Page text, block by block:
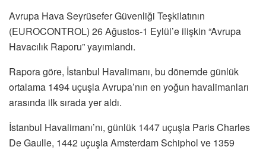
Avrupa Hava Seyrüsefer Güvenliği Teşkilatının
(EUROCONTROL) 26 Ağustos-1 Eylül’e ilişkin “Avrupa
Havacılık Raporu” yayımlandı.
Rapora göre, İstanbul Havalimanı, bu dönemde günlük
ortalama 1494 uçuşla Avrupa’nın en yoğun havalimanları
arasında ilk sırada yer aldı.
İstanbul Havalimanı’nı, günlük 1447 uçuşla Paris Charles
De Gaulle, 1442 uçuşla Amsterdam Schiphol ve 1359